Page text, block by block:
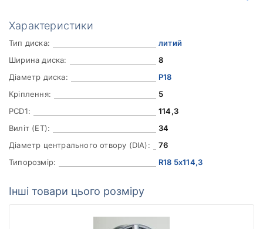
Характеристики
Тип диска:
литий
Ширина диска:
8
Діаметр диска:
Р18
Кріплення:
5
PCD1:
114,3
Виліт (ET):
34
Діаметр центрального отвору (DIA):
76
Типорозмір:
R18 5x114,3
Інші товари цього розміру